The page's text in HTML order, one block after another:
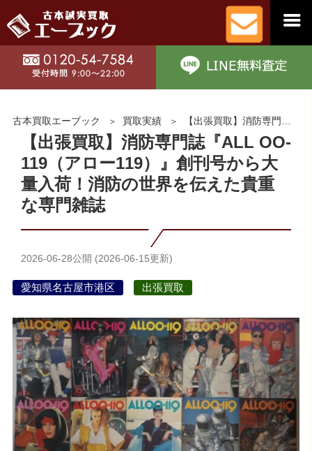
古本買取エーブック 買取実績 【出張買取】消防専門誌『ALL OO-119（アロー119）』創刊号から大量入荷！消防の世界を伝えた貴重な専門雑誌
【出張買取】消防専門誌『ALL OO-
119（アロー119）』創刊号から大
量入荷！消防の世界を伝えた貴重
な専門雑誌
2026-06-28公開 (2026-06-15更新)
愛知県名古屋市港区 出張買取